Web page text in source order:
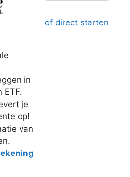
in
ETF.
je
op!
van
of direct starten